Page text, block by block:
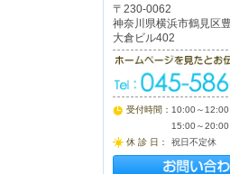
〒230-0062
神奈川県横浜市鶴見区
大倉ビル402
受付時間： 10:00～12:00
15:00～20:00
休 診 日：
祝日不定休